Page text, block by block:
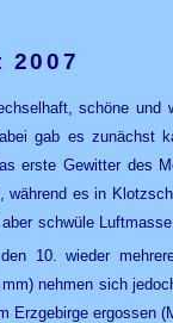
2007
schöne und
gab es zunächst
erste Gewitter des
während es in
aber schwüle
10. wieder
nehmen sich
Erzgebirge ergossen